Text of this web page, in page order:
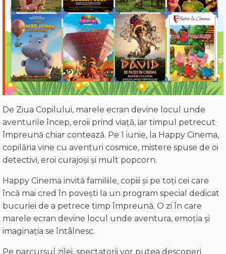
De Ziua Copilului, marele ecran devine locul unde
aventurile încep, eroii prind viață, iar timpul petrecut
împreună chiar contează. Pe 1 iunie, la Happy Cinema,
copilăria vine cu aventuri cosmice, mistere spuse de oi
detectivi, eroi curajoși și mult popcorn.
Happy Cinema invită familiile, copiii și pe toți cei care
încă mai cred în povești la un program special dedicat
bucuriei de a petrece timp împreună. O zi în care
marele ecran devine locul unde aventura, emoția și
imaginația se întâlnesc.
Pe parcursul zilei, spectatorii vor putea descoperi